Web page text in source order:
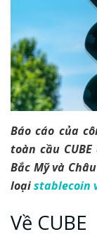
Báo cáo của
toàn cầu
Bắc Mỹ và
loạistablecoin
Về CUBE